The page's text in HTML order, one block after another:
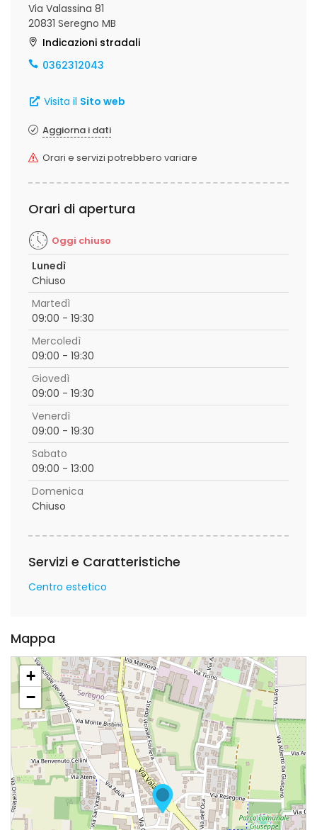
Via Valassina 81
20831 Seregno MB
Indicazioni stradali
0362312043
Visita il Sito web
Aggiorna i dati
Orari e servizi potrebbero variare
Orari di apertura
Oggi chiuso
Lunedì
Chiuso
Martedì
09:00 - 19:30
Mercoledì
09:00 - 19:30
Giovedì
09:00 - 19:30
Venerdì
09:00 - 19:30
Sabato
09:00 - 13:00
Domenica
Chiuso
Servizi e Caratteristiche
Centro estetico
Mappa
+
−